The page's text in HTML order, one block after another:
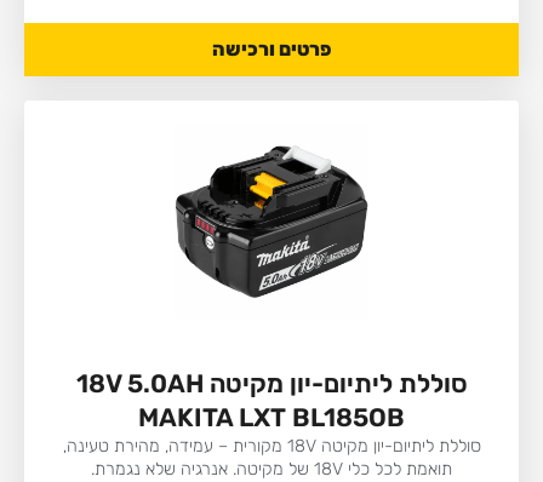
פרטים ורכישה
סוללת ליתיום-יון מקיטה 18V 5.0AH
MAKITA LXT BL185OB
סוללת ליתיום-יון מקיטה 18V מקורית – עמידה, מהירת טעינה,
תואמת לכל כלי 18V של מקיטה. אנרגיה שלא נגמרת.